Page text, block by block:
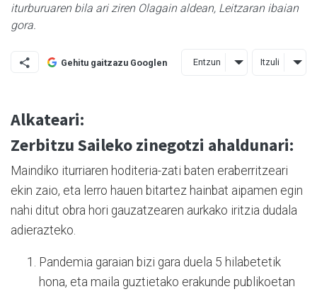
iturburuaren bila ari ziren Olagain aldean, Leitzaran ibaian
gora.
Gehitu gaitzazu Googlen Entzun Itzuli
Alkateari:
Zerbitzu Saileko zinegotzi ahaldunari:
Maindiko iturriaren hoditeria-zati baten eraberritzeari
ekin zaio, eta lerro hauen bitartez hainbat aipamen egin
nahi ditut obra hori gauzatzearen aurkako iritzia dudala
adierazteko.
Pandemia garaian bizi gara duela 5 hilabetetik
hona, eta maila guztietako erakunde publikoetan